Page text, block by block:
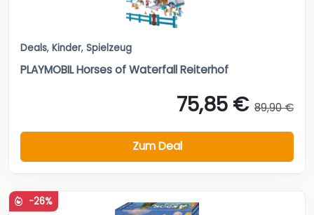
Deals, Kinder, Spielzeug
PLAYMOBIL Horses of Waterfall Reiterhof
75,85 € 89,90 €
Zum Deal
-26%